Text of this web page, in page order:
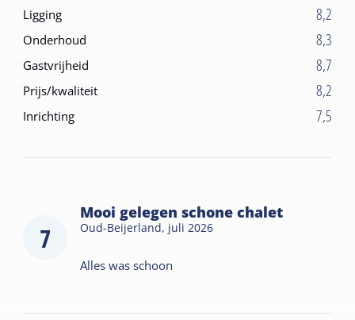
Ligging 8,2
Onderhoud 8,3
Gastvrijheid 8,7
Prijs/kwaliteit 8,2
Inrichting 7,5
7
Mooi gelegen schone chalet
Oud-Beijerland, juli 2026
Alles was schoon